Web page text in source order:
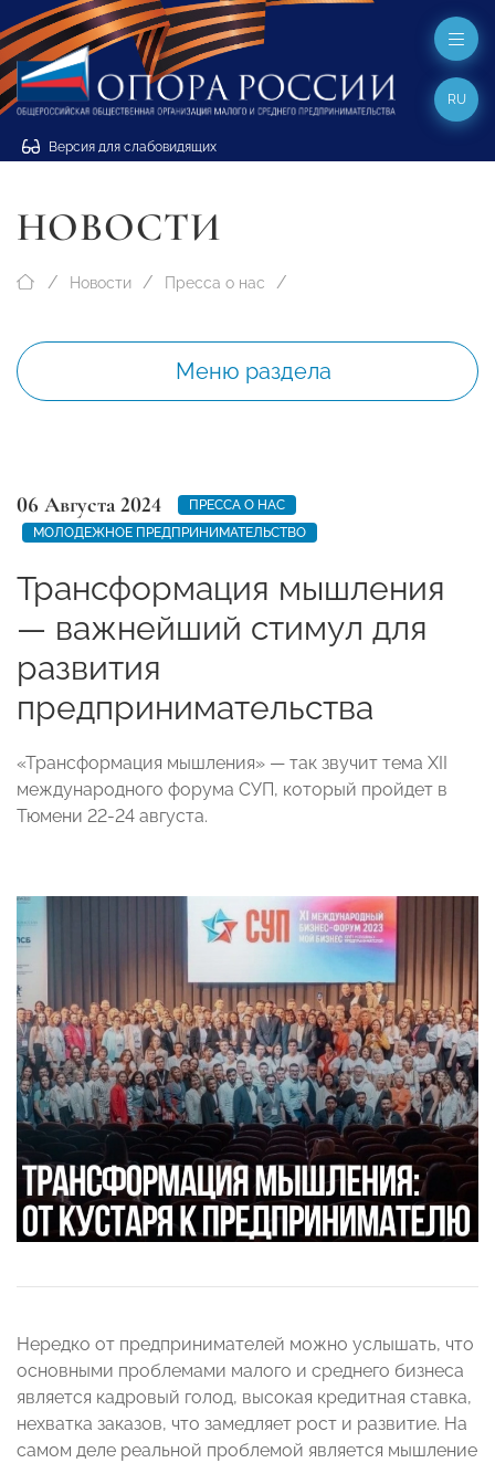
Версия для слабовидящих
RU
НОВОСТИ
Новости Пресса о нас
Меню раздела
06 Августа 2024
ПРЕССА О НАС
МОЛОДЕЖНОЕ ПРЕДПРИНИМАТЕЛЬСТВО
Трансформация мышления
— важнейший стимул для
развития
предпринимательства
«Трансформация мышления» — так звучит тема XII
международного форума СУП, который пройдет в
Тюмени 22-24 августа.
Нередко от предпринимателей можно услышать, что
основными проблемами малого и среднего бизнеса
является кадровый голод, высокая кредитная ставка,
нехватка заказов, что замедляет рост и развитие. На
самом деле реальной проблемой является мышление